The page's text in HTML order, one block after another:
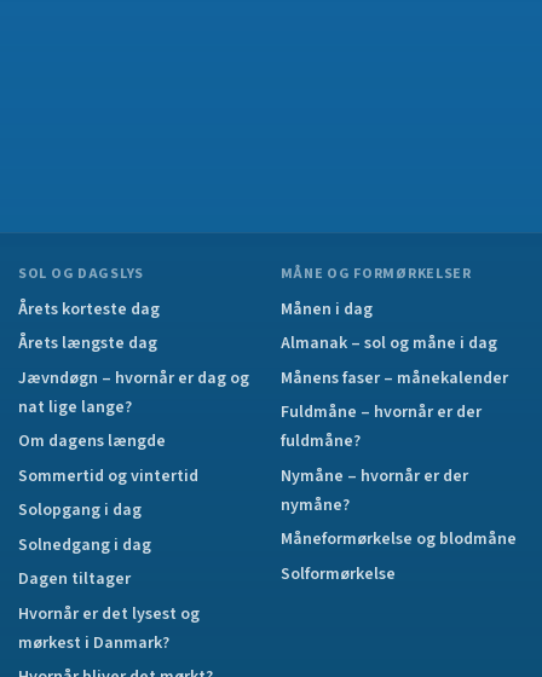
SOL OG DAGSLYS
Årets korteste dag
Årets længste dag
Jævndøgn – hvornår er dag og
nat lige lange?
Om dagens længde
Sommertid og vintertid
Solopgang i dag
Solnedgang i dag
Dagen tiltager
Hvornår er det lysest og
mørkest i Danmark?
MÅNE OG FORMØRKELSER
Månen i dag
Almanak – sol og måne i dag
Månens faser – månekalender
Fuldmåne – hvornår er der
fuldmåne?
Nymåne – hvornår er der
nymåne?
Måneformørkelse og blodmåne
Solformørkelse